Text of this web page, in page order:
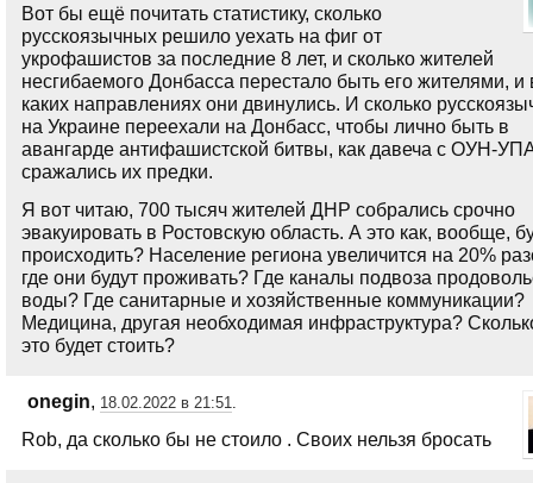
Вот бы ещё почитать статистику, сколько
русскоязычных решило уехать на фиг от
укрофашистов за последние 8 лет, и сколько жителей
несгибаемого Донбасса перестало быть его жителями, и
каких направлениях они двинулись. И сколько
на Украине переехали на Донбасс, чтобы лично быть в
авангарде антифашистской битвы, как давеча с ОУН-
сражались их предки.
Я вот читаю, 700 тысяч жителей ДНР собрались срочно
эвакуировать в Ростовскую область. А это как, вообще,
происходить? Население региона увеличится на 20%
где они будут проживать? Где каналы подвоза
воды? Где санитарные и хозяйственные коммуникации?
Медицина, другая необходимая инфраструктура?
это будет стоить?
onegin, 18.02.2022 в 21:51.
Rob, да сколько бы не стоило . Своих нельзя бросать